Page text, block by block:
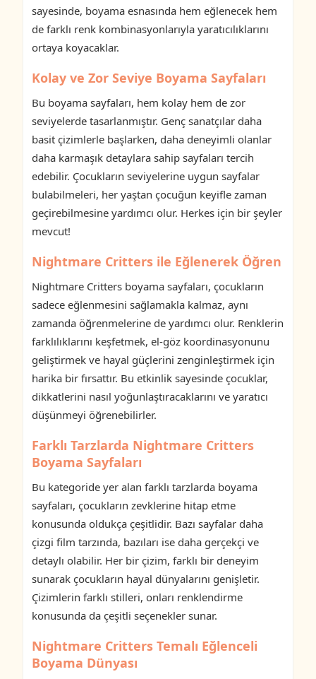
sayesinde, boyama esnasında hem eğlenecek hem
de farklı renk kombinasyonlarıyla yaratıcılıklarını
ortaya koyacaklar.
Kolay ve Zor Seviye Boyama Sayfaları
Bu boyama sayfaları, hem kolay hem de zor
seviyelerde tasarlanmıştır. Genç sanatçılar daha
basit çizimlerle başlarken, daha deneyimli olanlar
daha karmaşık detaylara sahip sayfaları tercih
edebilir. Çocukların seviyelerine uygun sayfalar
bulabilmeleri, her yaştan çocuğun keyifle zaman
geçirebilmesine yardımcı olur. Herkes için bir şeyler
mevcut!
Nightmare Critters ile Eğlenerek Öğren
Nightmare Critters boyama sayfaları, çocukların
sadece eğlenmesini sağlamakla kalmaz, aynı
zamanda öğrenmelerine de yardımcı olur. Renklerin
farklılıklarını keşfetmek, el-göz koordinasyonunu
geliştirmek ve hayal güçlerini zenginleştirmek için
harika bir fırsattır. Bu etkinlik sayesinde çocuklar,
dikkatlerini nasıl yoğunlaştıracaklarını ve yaratıcı
düşünmeyi öğrenebilirler.
Farklı Tarzlarda Nightmare Critters
Boyama Sayfaları
Bu kategoride yer alan farklı tarzlarda boyama
sayfaları, çocukların zevklerine hitap etme
konusunda oldukça çeşitlidir. Bazı sayfalar daha
çizgi film tarzında, bazıları ise daha gerçekçi ve
detaylı olabilir. Her bir çizim, farklı bir deneyim
sunarak çocukların hayal dünyalarını genişletir.
Çizimlerin farklı stilleri, onları renklendirme
konusunda da çeşitli seçenekler sunar.
Nightmare Critters Temalı Eğlenceli
Boyama Dünyası